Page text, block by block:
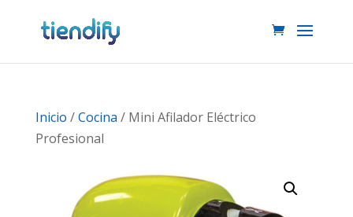
Inicio /Cocina / Mini Afilador Eléctrico
Profesional